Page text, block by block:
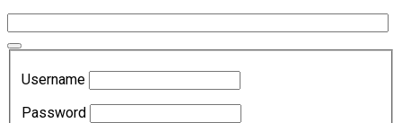
Username
Password